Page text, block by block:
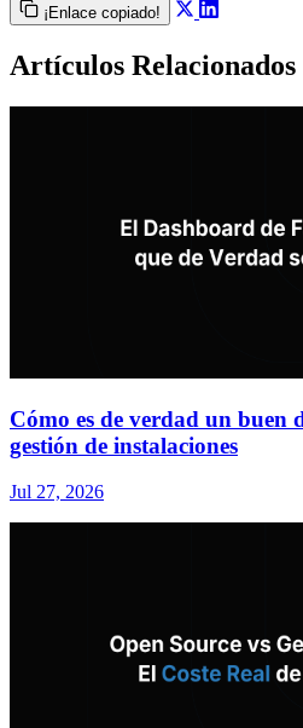
¡Enlace copiado!
Artículos Relacionados
Cómo es de verdad un buen
gestión de instalaciones
Jul 27, 2026